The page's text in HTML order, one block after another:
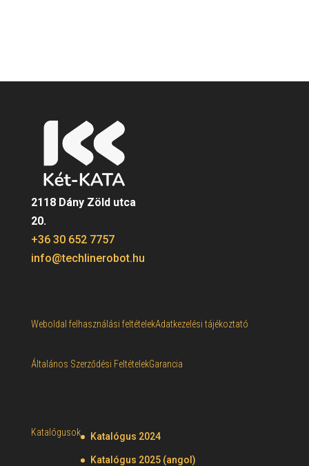
2118 Dány Zöld utca
20.
+36 30 652 7757
info@techlinerobot.hu
Weboldal felhasználási feltételekAdatkezelési tájékoztató
Általános Szerződési FeltételekGarancia
Katalógusok Katalógus 2024
Katalógus 2025 (angol)